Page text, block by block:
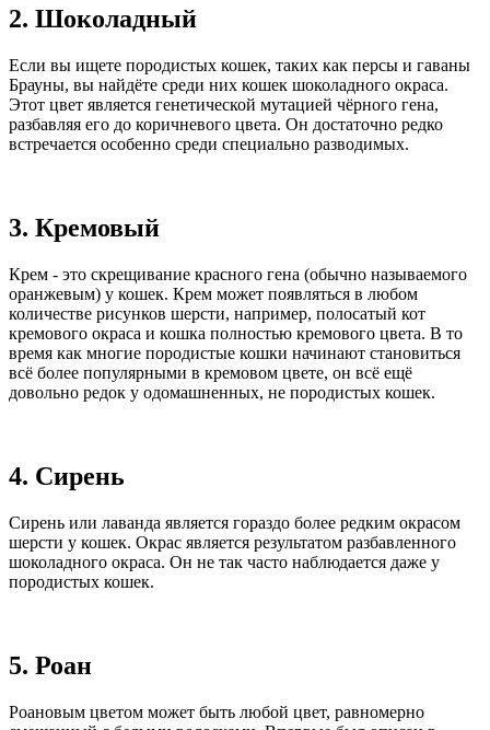
2. Шоколадный
Если вы ищете породистых кошек, таких как персы и гаваны
Брауны, вы найдёте среди них кошек шоколадного окраса.
Этот цвет является генетической мутацией чёрного гена,
разбавляя его до коричневого цвета. Он достаточно редко
встречается особенно среди специально разводимых.
3. Кремовый
Крем - это скрещивание красного гена (обычно называемого
оранжевым) у кошек. Крем может появляться в любом
количестве рисунков шерсти, например, полосатый кот
кремового окраса и кошка полностью кремового цвета. В то
время как многие породистые кошки начинают становиться
всё более популярными в кремовом цвете, он всё ещё
довольно редок у одомашненных, не породистых кошек.
4. Сирень
Сирень или лаванда является гораздо более редким окрасом
шерсти у кошек. Окрас является результатом разбавленного
шоколадного окраса. Он не так часто наблюдается даже у
породистых кошек.
5. Роан
Роановым цветом может быть любой цвет, равномерно